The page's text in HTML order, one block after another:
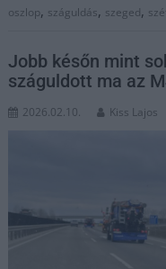
oszlop, száguldás, szeged,
Jobb későn mint
száguldott ma az
2026.02.10. Kiss Lajos